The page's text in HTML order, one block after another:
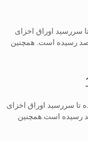
نرخ بازده تا سررسید اوراق اخزای
۱۴۰۴میانگین نرخ بازده تا سررسید اوراق اخزای
با سررسیدهای متفاوت تقریبا ۳۵.۳ درصد رسیده است.همچنین